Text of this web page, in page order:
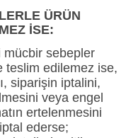
ÜRÜN
İSE:
mücbir sebepler
teslim edilemez ise,
siparişin iptalini,
veya engel
ertelenmesini
ederse;